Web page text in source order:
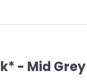
- Mid